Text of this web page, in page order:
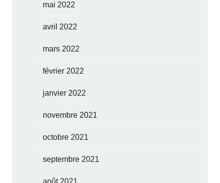
mai 2022
avril 2022
mars 2022
février 2022
janvier 2022
novembre 2021
octobre 2021
septembre 2021
août 2021